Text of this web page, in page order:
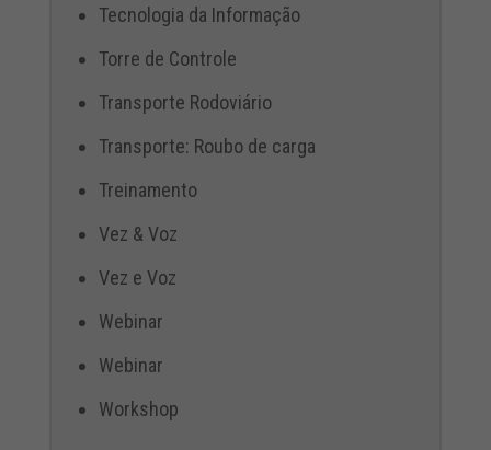
Tecnologia da Informação
Torre de Controle
Transporte Rodoviário
Transporte: Roubo de carga
Treinamento
Vez & Voz
Vez e Voz
Webinar
Webinar
Workshop